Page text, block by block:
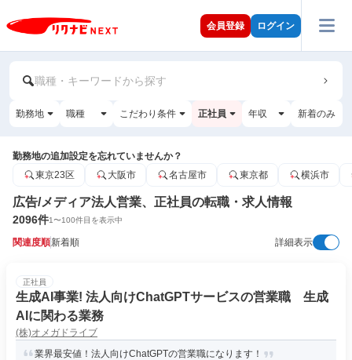
会員登録 ログイン
職種・キーワードから探す
勤務地 職種 こだわり条件 正社員 年収 新着のみ
勤務地の追加設定を忘れていませんか？
東京23区
大阪市 名古屋市 東京都 横浜市
広告/メディア法人営業、正社員の転職・求人情報
2096件1〜100件目を表示中
関連度順新着順 詳細表示
正社員
生成AI事業! 法人向けChatGPTサービスの営業職 生成
AIに関わる業務
(株)オメガドライブ
業界最安値！法人向けChatGPTの営業職になります！